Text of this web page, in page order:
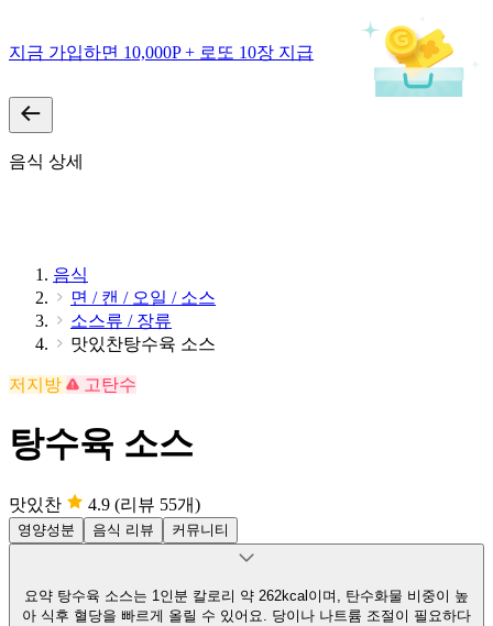
지금 가입하면 10,000P + 로또 10장 지급
음식 상세
음식
면 / 캔 / 오일 / 소스
소스류 / 장류
맛있찬탕수육 소스
저지방 고탄수
탕수육 소스
맛있찬 4.9 (리뷰 55개)
영양성분 음식 리뷰 커뮤니티
요약 탕수육 소스는 1인분 칼로리 약 262kcal이며, 탄수화물 비중이 높
아 식후 혈당을 빠르게 올릴 수 있어요. 당이나 나트륨 조절이 필요하다